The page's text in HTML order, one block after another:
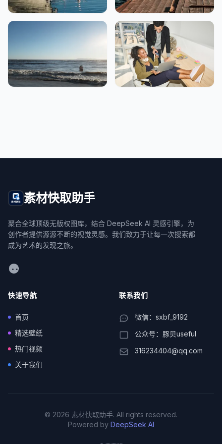
素材快取助手
聚合全球顶级无版权图库，结合 DeepSeek AI 灵感引擎，为
创作者提供源源不断的视觉灵感。我们致力于让每一次搜索都
成为艺术的发现之旅。
WeChat
快速导航
首页
精选壁纸
热门视频
关于我们
联系我们
微信：sxbf_9192
公众号：豚贝useful
316234404@qq.com
© 2026 素材快取助手. All rights reserved.
Powered by DeepSeek AI